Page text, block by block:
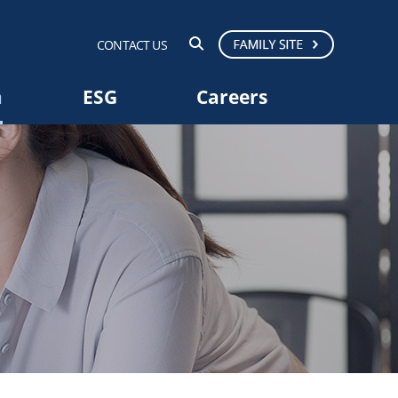
CONTACT US
ESG Careers